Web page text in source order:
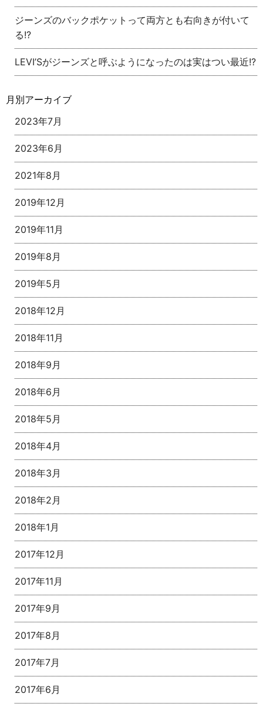
ジーンズのバックポケットって両方とも右向きが付いて
る!?
LEVI’Sがジーンズと呼ぶようになったのは実はつい最近!?
月別アーカイブ
2023年7月
2023年6月
2021年8月
2019年12月
2019年11月
2019年8月
2019年5月
2018年12月
2018年11月
2018年9月
2018年6月
2018年5月
2018年4月
2018年3月
2018年2月
2018年1月
2017年12月
2017年11月
2017年9月
2017年8月
2017年7月
2017年6月